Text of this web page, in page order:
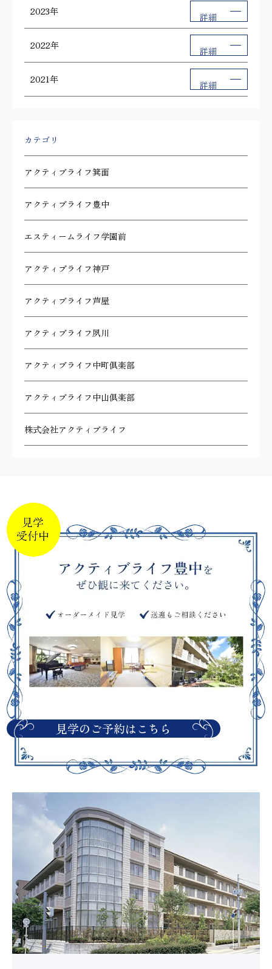
2023年 詳細
2022年 詳細
2021年 詳細
カテゴリ
アクティブライフ箕面
アクティブライフ豊中
エスティームライフ学園前
アクティブライフ神戸
アクティブライフ芦屋
アクティブライフ夙川
アクティブライフ中町倶楽部
アクティブライフ中山倶楽部
株式会社アクティブライフ
見学のご予約はこちら